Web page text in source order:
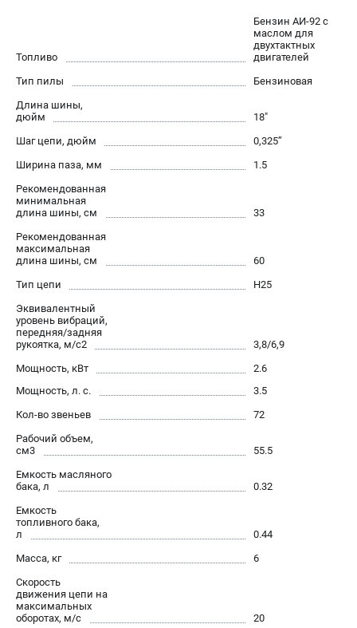
Контакты
САДОВАЯ ТЕХНИКА
Бензопилы
Триммеры и кусторезы
Газонокосилки-роботы
Тракторы
Райдеры
Снегоуборщики
СТРОИТЕЛЬНАЯ ТЕХНИКА
Ручные резчики
Алмазные диски
Бурильные установки
Промышленные пылесосы
ПОЛЕЗНАЯ ИНФОРМАЦИЯ
Таблица ножей для газонокосилок Husqvarna
5 часто задаваемых вопросов при покупке бензопилы
Полезные статьи
Справочник по тримерным головкам и ножам
Топливо
Бензин АИ-92 c
маслом для
двухтактных
двигателей
Тип пилы
Бензиновая
Длина шины,
дюйм
18"
Шаг цепи, дюйм
0,325’’
Ширина паза, мм
1.5
Рекомендованная
минимальная
длина шины, см
33
Рекомендованная
максимальная
длина шины, см
60
Тип цепи
Н25
Эквивалентный
уровень вибраций,
передняя/задняя
рукоятка, м/с2
3,8/6,9
Мощность, кВт
2.6
Мощность, л. с.
3.5
Кол-во звеньев
72
Рабочий объем,
см3
55.5
Емкость масляного
бака, л
0.32
Емкость
топливного бака,
л
0.44
Масса, кг
6
Скорость
движения цепи на
максимальных
оборотах, м/с
20